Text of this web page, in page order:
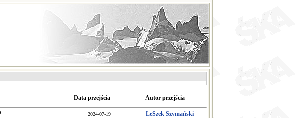
Data przejścia Autor przejścia
2024-07-19 LeSzek Szymański